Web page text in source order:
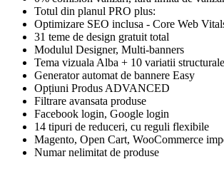
Totul din planul PRO plus:
Optimizare SEO inclusa - Core Web
31 teme de design gratuit total
Modulul Designer, Multi-banners
Tema vizuala Alba + 10 variatii structurale
Generator automat de bannere Easy
Opțiuni Produs ADVANCED
Filtrare avansata produse
Facebook login, Google login
14 tipuri de reduceri, cu reguli flexibile
Magento, Open Cart, WooCommerce
Numar nelimitat de produse